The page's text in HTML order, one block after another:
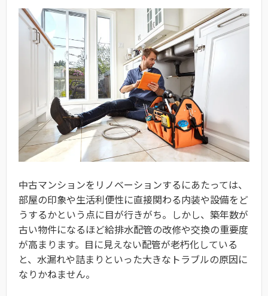
中古マンションをリノベーションするにあたっては、
部屋の印象や生活利便性に直接関わる内装や設備をど
うするかという点に目が行きがち。しかし、築年数が
古い物件になるほど給排水配管の改修や交換の重要度
が高まります。目に見えない配管が老朽化している
と、水漏れや詰まりといった大きなトラブルの原因に
なりかねません。